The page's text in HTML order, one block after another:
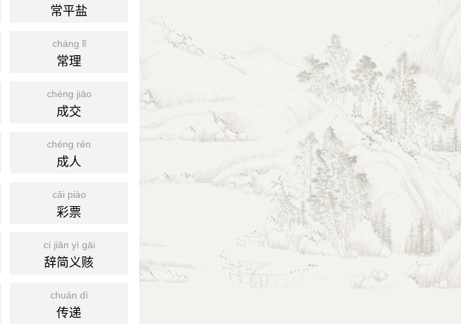
常平盐
cháng lǐ
常理
chéng jiāo
成交
chéng rén
成人
cǎi piào
彩票
cí jiǎn yì gāi
辞简义赅
chuán dì
传递